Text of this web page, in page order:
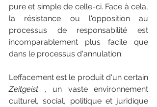
pure et simple de celle-ci. Face à cela,
la résistance ou l'opposition au
processus de responsabilité est
incomparablement plus facile que
dans le processus d'annulation.
Zeitgeist , un vaste environnement
culturel, social, politique et juridique